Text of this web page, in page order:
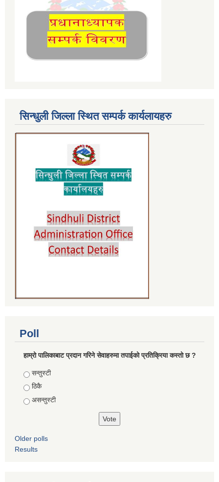
सिन्धुली जिल्ला स्थित सम्पर्क कार्यलायहरु
Poll
हाम्रो पालिकाबाट प्रदान गरिने सेवाहरुमा तपाईको प्रतिक्रिया कस्तो छ ?
Choices
सन्तुस्टी
ठिकै
असन्तुस्टी
Older polls
Results